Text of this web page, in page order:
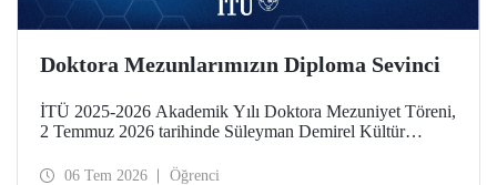
Doktora Mezunlarımızın Diploma Sevinci
İTÜ 2025-2026 Akademik Yılı Doktora Mezuniyet Töreni,
2 Temmuz 2026 tarihinde Süleyman Demirel Kültür
“Doktora Özel Ödülleri” ve “En Başarılı Doktora Tez
06 Tem 2026 Öğrenci